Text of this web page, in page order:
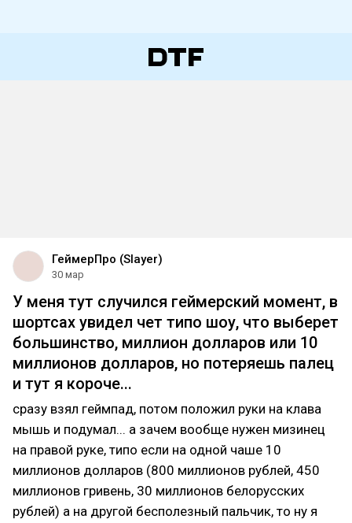
ГеймерПро (Slayer)
30 мар
У меня тут случился геймерский момент, в
шортсах увидел чет типо шоу, что выберет
большинство, миллион долларов или 10
миллионов долларов, но потеряешь палец
и тут я короче...
сразу взял геймпад, потом положил руки на клава
мышь и подумал... а зачем вообще нужен мизинец
на правой руке, типо если на одной чаше 10
миллионов долларов (800 миллионов рублей, 450
миллионов гривень, 30 миллионов белорусских
рублей) а на другой бесполезный пальчик, то ну я